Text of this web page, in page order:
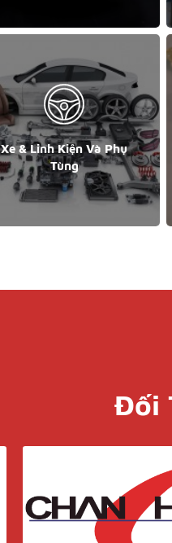
Xe & Linh Kiện Và Phụ
Tùng
Đối